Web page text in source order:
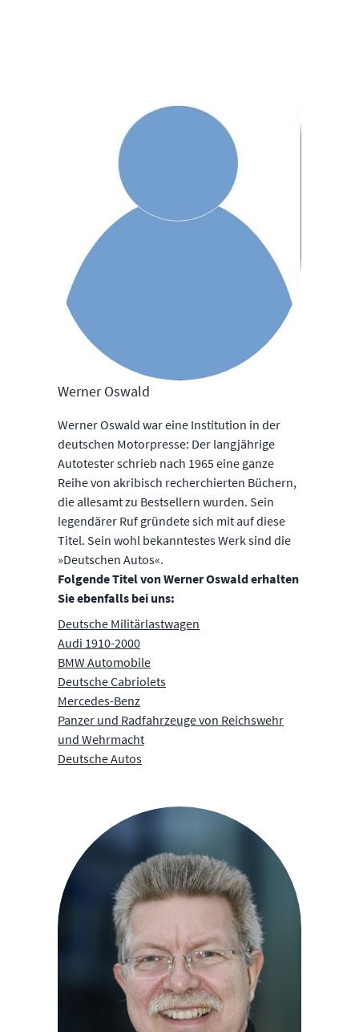
Werner Oswald
Werner Oswald war eine Institution in der
deutschen Motorpresse: Der langjährige
Autotester schrieb nach 1965 eine ganze
Reihe von akribisch recherchierten Büchern,
die allesamt zu Bestsellern wurden. Sein
legendärer Ruf gründete sich mit auf diese
Titel. Sein wohl bekanntestes Werk sind die
»Deutschen Autos«.
Folgende Titel von Werner Oswald erhalten
Sie ebenfalls bei uns:
Deutsche Militärlastwagen
Audi 1910-2000
BMW Automobile
Deutsche Cabriolets
Mercedes-Benz
Panzer und Radfahrzeuge von Reichswehr
und Wehrmacht
Deutsche Autos